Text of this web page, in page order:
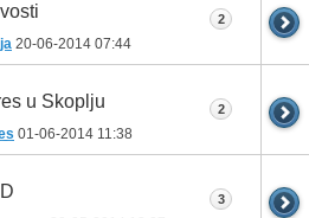
20-06-2014 07:44
2
u Skoplju
01-06-2014 11:38
2
3